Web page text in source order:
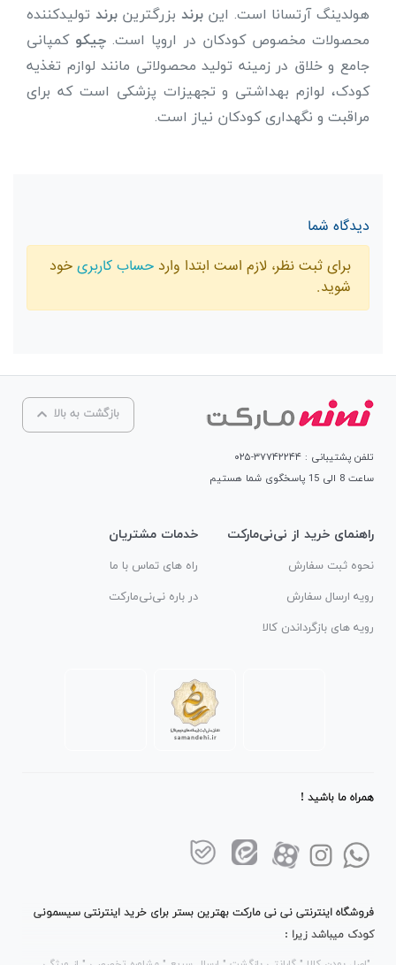
هولدینگ آرتسانا است. اینبرند بزرگترینبرند تولیدکننده
محصولات مخصوص کودکان در اروپا است. چیکو کمپانی
جامع و خلاق در زمینه تولید محصولاتی مانند لوازم تغذیه
کودک، لوازم بهداشتی و تجهیزات پزشکی است که برای
مراقبت و نگهداری کودکان نیاز است.
دیدگاه شما
برای ثبت نظر، لازم است ابتدا وارد حساب کاربری خود
شوید.
بازگشت به بالا
تلفن پشتیبانی : ۳۷۷۴۲۲۴۴-۰۲۵
ساعت 8 الی 15 پاسخگوی شما هستیم
راهنمای خرید از نی‌نی‌مارکت
نحوه ثبت سفارش
رویه ارسال سفارش
رویه های بازگرداندن کالا
خدمات مشتریان
راه های تماس با ما
در باره نی‌نی‌مارکت
همراه ما باشید !
فروشگاه اینترنتی نی نی مارکت بهترین بستر برای خرید اینترنتی سیسمونی
کودک میباشد زیرا :